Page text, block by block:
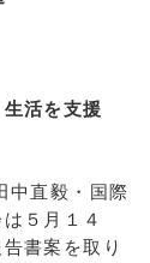
活を支援
直毅・国際
５月１４
書案を取り